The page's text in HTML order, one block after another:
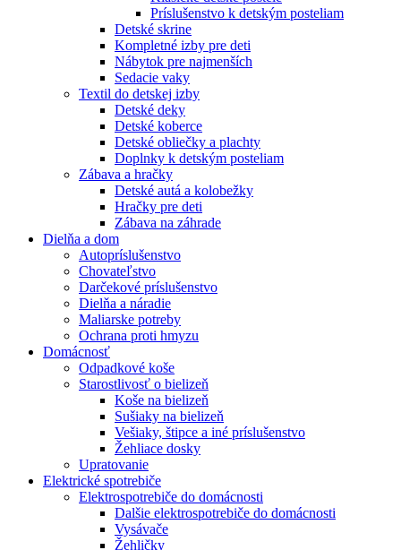
Príslušenstvo k detským posteliam
Detské skrine
Kompletné izby pre deti
Nábytok pre najmenších
Sedacie vaky
Textil do detskej izby
Detské deky
Detské koberce
Detské obliečky a plachty
Doplnky k detským posteliam
Zábava a hračky
Detské autá a kolobežky
Hračky pre deti
Zábava na záhrade
Dielňa a dom
Autopríslušenstvo
Chovateľstvo
Darčekové príslušenstvo
Dielňa a náradie
Maliarske potreby
Ochrana proti hmyzu
Domácnosť
Odpadkové koše
Starostlivosť o bielizeň
Koše na bielizeň
Sušiaky na bielizeň
Vešiaky, štipce a iné príslušenstvo
Žehliace dosky
Upratovanie
Elektrické spotrebiče
Elektrospotrebiče do domácnosti
Dalšie elektrospotrebiče do domácnosti
Vysávače
Žehličky